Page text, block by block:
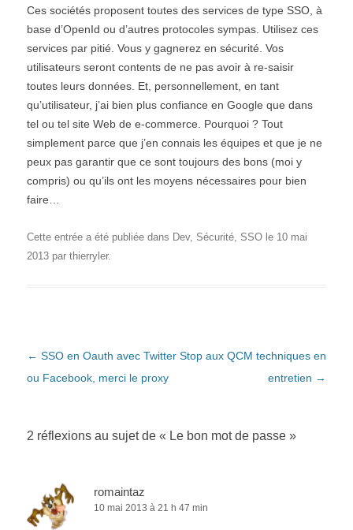
Ces sociétés proposent toutes des services de type SSO, à
base d’OpenId ou d’autres protocoles sympas. Utilisez ces
services par pitié. Vous y gagnerez en sécurité. Vos
utilisateurs seront contents de ne pas avoir à re-saisir
toutes leurs données. Et, personnellement, en tant
qu’utilisateur, j’ai bien plus confiance en Google que dans
tel ou tel site Web de e-commerce. Pourquoi ? Tout
simplement parce que j’en connais les équipes et que je ne
peux pas garantir que ce sont toujours des bons (moi y
compris) ou qu’ils ont les moyens nécessaires pour bien
faire…
Cette entrée a été publiée dans Dev, Sécurité, SSO le 10 mai
2013 par thierryler.
Navigation des articles
← SSO en Oauth avec Twitter
ou Facebook, merci le proxy
Stop aux QCM techniques en
entretien →
2 réflexions au sujet de « Le bon mot de passe »
romaintaz
10 mai 2013 à 21 h 47 min